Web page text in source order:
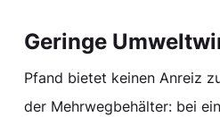
Geringe
Pfand bietet keinen Anreiz
der Mehrwegbehälter: bei